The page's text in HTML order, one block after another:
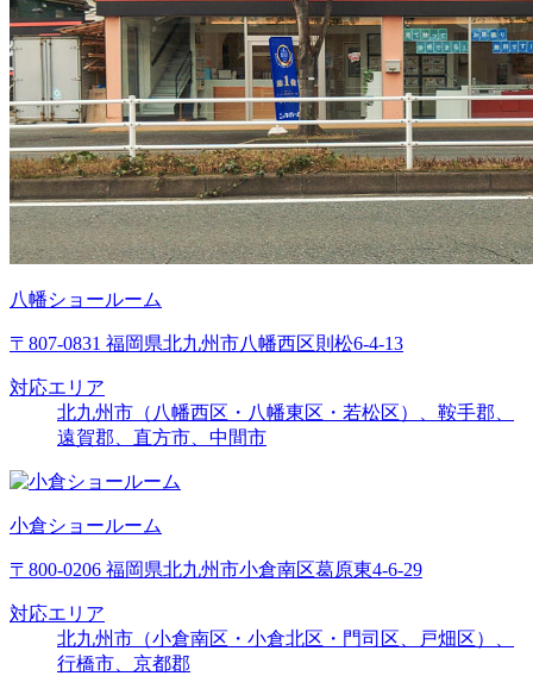
八幡ショールーム
〒807-0831 福岡県北九州市八幡西区則松6-4-13
対応エリア
北九州市（八幡西区・八幡東区・若松区）、鞍手郡、
遠賀郡、直方市、中間市
小倉ショールーム
〒800-0206 福岡県北九州市小倉南区葛原東4-6-29
対応エリア
北九州市（小倉南区・小倉北区・門司区、戸畑区）、
行橋市、京都郡